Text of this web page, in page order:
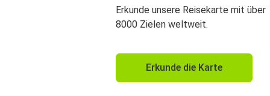
Erkunde unsere Reisekarte mit über
8000 Zielen weltweit.
Erkunde die Karte